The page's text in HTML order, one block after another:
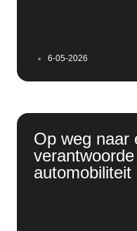
6-05-2026
Op weg naar
automobiliteit